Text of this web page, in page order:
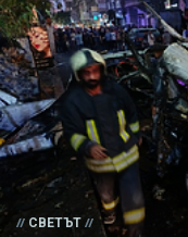
СВЕТЪТ